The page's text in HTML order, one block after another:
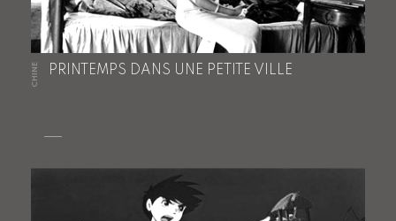
CHINE PRINTEMPS DANS UNE PETITE VILLE